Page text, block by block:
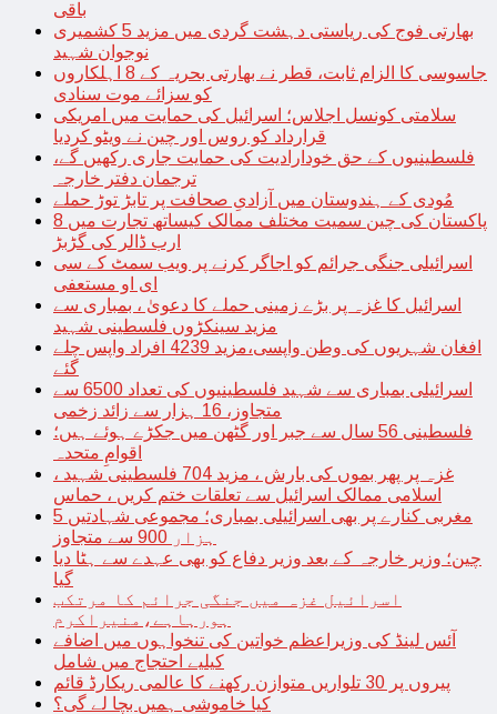
باقی
بھارتی فوج کی ریاستی دہشت گردی میں مزید 5 کشمیری
نوجوان شہید
جاسوسی کا الزام ثابت، قطر نے بھارتی بحریہ کے 8 اہلکاروں
کو سزائے موت سنادی
سلامتی کونسل اجلاس؛ اسرائیل کی حمایت میں امریکی
قرارداد کو روس اور چین نے ویٹو کردیا
فلسطینیوں کے حق خودارادیت کی حمایت جاری رکھیں گے،
ترجمان دفتر خارجہ
مُودی کے ہندوستان میں آزادیِ صحافت پر تابڑ توڑ حملے
پاکستان کی چین سمیت مختلف ممالک کیساتھ تجارت میں 8
ارب ڈالر کی گڑبڑ
اسرائیلی جنگی جرائم کو اجاگر کرنے پر ویب سمٹ کے سی
ای او مستعفی
اسرائیل کا غزہ پر بڑے زمینی حملے کا دعویٰ ، بمباری سے
مزید سینکڑوں فلسطینی شہید
افغان شہریوں کی وطن واپسی،مزید 4239 افراد واپس چلے
گئے
اسرائیلی بمباری سے شہید فلسطینیوں کی تعداد 6500 سے
متجاوز، 16 ہزار سے زائد زخمی
فلسطینی 56 سال سے جبر اور گٹھن میں جکڑے ہوئے ہیں؛
اقوامِ متحدہ
غزہ پر پھر بموں کی بارش ، مزید 704 فلسطینی شہید ،
اسلامی ممالک اسرائیل سے تعلقات ختم کریں ، حماس
مغربی کنارے پر بھی اسرائیلی بمباری؛ مجموعی شہادتیں 5
ہزار 900 سے متجاوز
چین؛ وزیر خارجہ کے بعد وزیر دفاع کو بھی عہدے سے ہٹا دیا
گیا
اسرائیل غزہ میں جنگی جرائم کا مرتکب
ہورہاہے،منیراکرم
آئس لینڈ کی وزیراعظم خواتین کی تنخواہوں میں اضافے
کیلیے احتجاج میں شامل
پیروں پر 30 تلواریں متوازن رکھنے کا عالمی ریکارڈ قائم
کیا خاموشی ہمیں بچا لے گی؟